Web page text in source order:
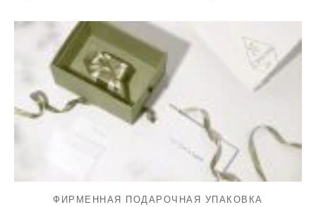
ФИРМЕННАЯ ПОДАРОЧНАЯ УПАКОВКА